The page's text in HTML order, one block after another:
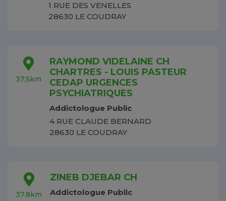
1 RUE DES VENELLES
28630 LE COUDRAY
37.5km
RAYMOND VIDELAINE CH
CHARTRES - LOUIS PASTEUR
CEDAP URGENCES
PSYCHIATRIQUES
Addictologue Public
4 RUE CLAUDE BERNARD
28630 LE COUDRAY
37.8km
ZINEB DJEBAR CH
Addictologue Public